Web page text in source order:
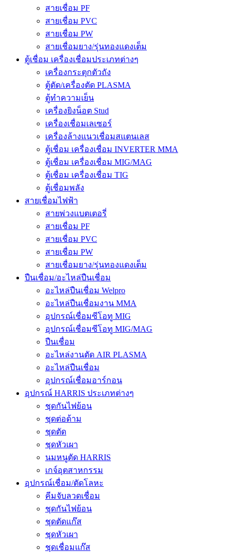
สายเชื่อม PF
สายเชื่อม PVC
สายเชื่อม PW
สายเชื่อมยาง/รุ่นทองแดงเต็ม
ตู้เชื่อม เครื่องเชื่อมประเภทต่างๆ
เครื่องกระตุกตัวถัง
ตู้ตัด/เครื่องตัด PLASMA
ตู้ทำความเย็น
เครื่องยิงน็อต Stud
เครื่องเชื่อมเลเซอร์
เครื่องล้างแนวเชื่อมสแตนเลส
ตู้เชื่อม เครื่องเชื่อม INVERTER MMA
ตู้เชื่อม เครื่องเชื่อม MIG/MAG
ตู้เชื่อม เครื่องเชื่อม TIG
ตู้เชื่อมพลัง
สายเชื่อมไฟฟ้า
สายพ่วงแบตเตอรี่
สายเชื่อม PF
สายเชื่อม PVC
สายเชื่อม PW
สายเชื่อมยาง/รุ่นทองแดงเต็ม
ปืนเชื่อม/อะไหล่ปืนเชื่อม
อะไหล่ปืนเชื่อม Welpro
อะไหล่ปืนเชื่อมงาน MMA
อุปกรณ์เชื่อมซีโอทู MIG
อุปกรณ์เชื่อมซีโอทู MIG/MAG
ปืนเชื่อม
อะไหล่งานตัด AIR PLASMA
อะไหล่ปืนเชื่อม
อุปกรณ์เชื่อมอาร์กอน
อุปกรณ์ HARRIS ประเภทต่างๆ
ชุดกันไฟย้อน
ชุดต่อด้าม
ชุดตัด
ชุดหัวเผา
นมหนูตัด HARRIS
เกจ์อุตสาหกรรม
อุปกรณ์เชื่อม/ตัดโลหะ
คีมจับลวดเชื่อม
ชุดกันไฟย้อน
ชุดตัดแก๊ส
ชุดหัวเผา
ชุดเชื่อมแก๊ส